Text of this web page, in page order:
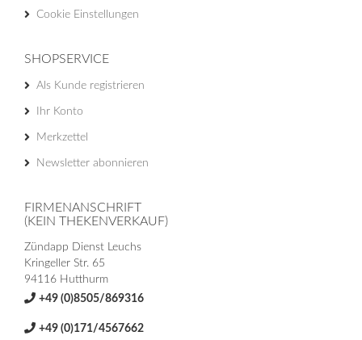
Cookie Einstellungen
SHOPSERVICE
Als Kunde registrieren
Ihr Konto
Merkzettel
Newsletter abonnieren
FIRMENANSCHRIFT
(KEIN THEKENVERKAUF)
Zündapp Dienst Leuchs
Kringeller Str. 65
94116 Hutthurm
+49 (0)8505/869316
+49 (0)171/4567662